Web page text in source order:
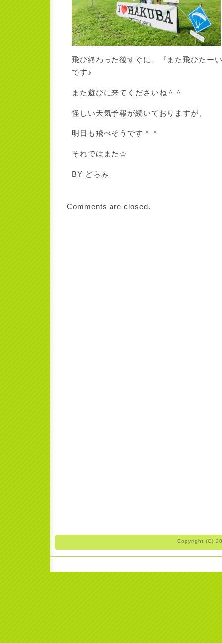
飛び終わった後すぐに、『また飛びたー
です♪
また遊びに来てくださいね＾＾
怪しい天気予報が続いておりますが、
明日も飛べそうです＾＾
それではまた☆
BY どらみ
Comments are closed.
Copyright (C)